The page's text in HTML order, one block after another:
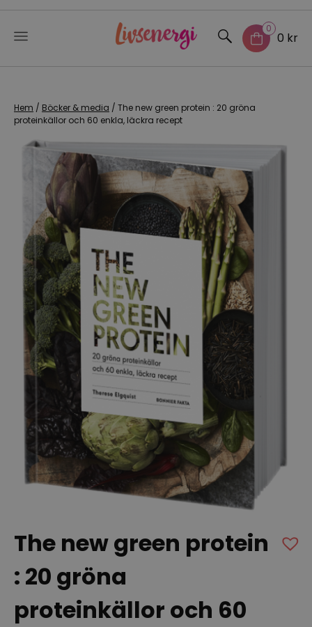
content
0
0 kr
Hem / Böcker & media / The new green protein : 20 gröna
proteinkällor och 60 enkla, läckra recept
The new green protein
: 20 gröna
proteinkällor och 60